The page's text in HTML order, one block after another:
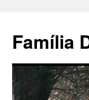
conteúdo
Família